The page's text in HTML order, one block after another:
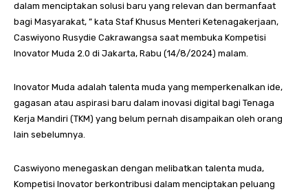
dalam menciptakan solusi baru yang relevan dan bermanfaat
bagi Masyarakat, ” kata Staf Khusus Menteri Ketenagakerjaan,
Caswiyono Rusydie Cakrawangsa saat membuka Kompetisi
Inovator Muda 2.0 di Jakarta, Rabu (14/8/2024) malam.
Inovator Muda adalah talenta muda yang memperkenalkan ide,
gagasan atau aspirasi baru dalam inovasi digital bagi Tenaga
Kerja Mandiri (TKM) yang belum pernah disampaikan oleh orang
lain sebelumnya.
Caswiyono menegaskan dengan melibatkan talenta muda,
Kompetisi Inovator berkontribusi dalam menciptakan peluang